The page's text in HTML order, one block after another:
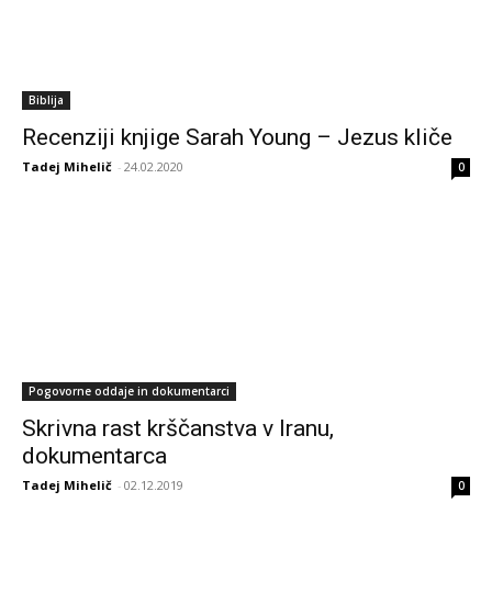
Biblija
Recenziji knjige Sarah Young – Jezus kliče
Tadej Mihelič - 24.02.2020 0
Pogovorne oddaje in dokumentarci
Skrivna rast krščanstva v Iranu,
dokumentarca
Tadej Mihelič - 02.12.2019 0